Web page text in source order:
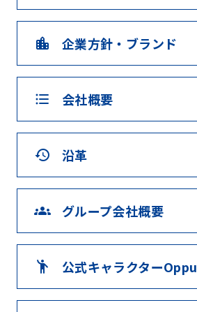
location_city 企業方針・ブランド
format_list_bulleted 会社概要
history 沿革
groups グループ会社概要
emoji_people 公式キャラクターOppu